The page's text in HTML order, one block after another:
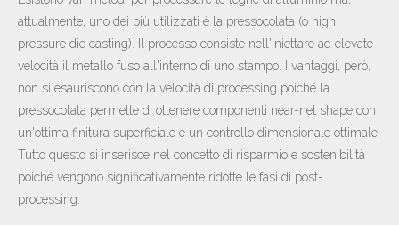
attualmente, uno dei più utilizzati è la pressocolata (o high
pressure die casting). Il processo consiste nell'iniettare ad elevate
velocità il metallo fuso all'interno di uno stampo. I vantaggi, però,
non si esauriscono con la velocità di processing poiché la
pressocolata permette di ottenere componenti near-net shape con
un'ottima finitura superficiale e un controllo dimensionale ottimale.
Tutto questo si inserisce nel concetto di risparmio e sostenibilità
poiché vengono significativamente ridotte le fasi di post-
processing.